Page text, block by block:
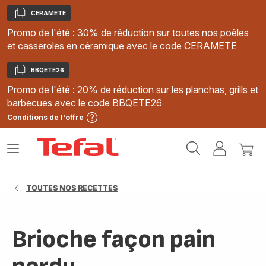
Copier
CERAMETE
Promo de l'été : 30% de réduction sur toutes nos poêles
et casseroles en céramique avec le code CERAMETE
Copier
BBQETE26
Promo de l'été : 20% de réduction sur les planchas, grills et
barbecues avec le code BBQETE26
Conditions de l'offre
MonMon
Ouvrir
TOUTES NOS RECETTES
Brioche façon pain